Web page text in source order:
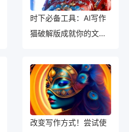
时下必备工具：AI写作
猫破解版成就你的文学
改变写作方式！尝试使